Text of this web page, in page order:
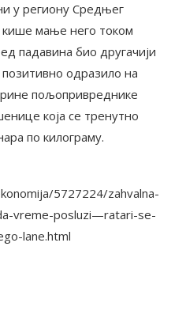
у региону Средњег
кише мање него током
падавина био другачији
одразило на
пољопривреднике
која се тренутно
по килограму.
5727224/zahvalna-
vreme-posluzi—ratari-se-
lane.html